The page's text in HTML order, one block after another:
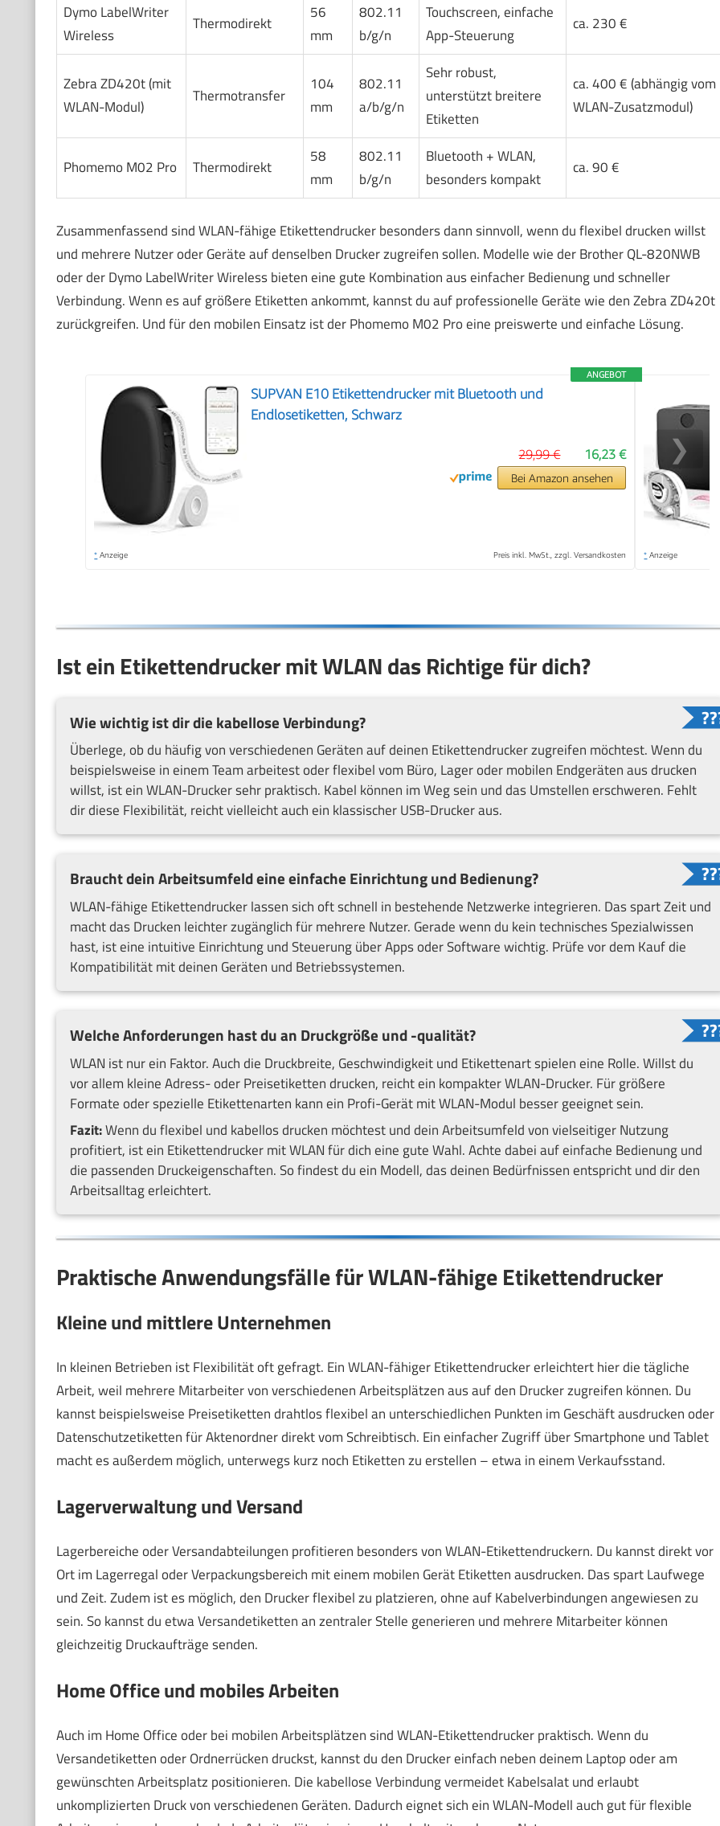
Dymo LabelWriter
Wireless
Thermodirekt
56
mm
802.11
b/g/n
Touchscreen, einfache
App-Steuerung
ca. 230 €
Zebra ZD420t (mit
WLAN-Modul)
Thermotransfer
104
mm
802.11
a/b/g/n
Sehr robust,
unterstützt breitere
Etiketten
ca. 400 € (abhängig vom
WLAN-Zusatzmodul)
Phomemo M02 Pro Thermodirekt
58
mm
802.11
b/g/n
Bluetooth + WLAN,
besonders kompakt
ca. 90 €
Zusammenfassend sind WLAN-fähige Etikettendrucker besonders dann sinnvoll, wenn du flexibel drucken willst
und mehrere Nutzer oder Geräte auf denselben Drucker zugreifen sollen. Modelle wie der Brother QL-820NWB
oder der Dymo LabelWriter Wireless bieten eine gute Kombination aus einfacher Bedienung und schneller
Verbindung. Wenn es auf größere Etiketten ankommt, kannst du auf professionelle Geräte wie den Zebra ZD420t
zurückgreifen. Und für den mobilen Einsatz ist der Phomemo M02 Pro eine preiswerte und einfache Lösung.
ANGEBOT
SUPVAN E10 Etikettendrucker mit Bluetooth und
Endlosetiketten, Schwarz
16,23 €
29,99 €
Bei Amazon ansehen
* Anzeige Preis inkl. MwSt., zzgl. Versandkosten * Anzeige
❯
Ist ein Etikettendrucker mit WLAN das Richtige für dich?
Wie wichtig ist dir die kabellose Verbindung?
Überlege, ob du häufig von verschiedenen Geräten auf deinen Etikettendrucker zugreifen möchtest. Wenn du
beispielsweise in einem Team arbeitest oder flexibel vom Büro, Lager oder mobilen Endgeräten aus drucken
willst, ist ein WLAN-Drucker sehr praktisch. Kabel können im Weg sein und das Umstellen erschweren. Fehlt
dir diese Flexibilität, reicht vielleicht auch ein klassischer USB-Drucker aus.
Braucht dein Arbeitsumfeld eine einfache Einrichtung und Bedienung?
WLAN-fähige Etikettendrucker lassen sich oft schnell in bestehende Netzwerke integrieren. Das spart Zeit und
macht das Drucken leichter zugänglich für mehrere Nutzer. Gerade wenn du kein technisches Spezialwissen
hast, ist eine intuitive Einrichtung und Steuerung über Apps oder Software wichtig. Prüfe vor dem Kauf die
Kompatibilität mit deinen Geräten und Betriebssystemen.
Welche Anforderungen hast du an Druckgröße und -qualität?
WLAN ist nur ein Faktor. Auch die Druckbreite, Geschwindigkeit und Etikettenart spielen eine Rolle. Willst du
vor allem kleine Adress- oder Preisetiketten drucken, reicht ein kompakter WLAN-Drucker. Für größere
Formate oder spezielle Etikettenarten kann ein Profi-Gerät mit WLAN-Modul besser geeignet sein.
Fazit:Wenn du flexibel und kabellos drucken möchtest und dein Arbeitsumfeld von vielseitiger Nutzung
profitiert, ist ein Etikettendrucker mit WLAN für dich eine gute Wahl. Achte dabei auf einfache Bedienung und
die passenden Druckeigenschaften. So findest du ein Modell, das deinen Bedürfnissen entspricht und dir den
Arbeitsalltag erleichtert.
Praktische Anwendungsfälle für WLAN-fähige Etikettendrucker
Kleine und mittlere Unternehmen
In kleinen Betrieben ist Flexibilität oft gefragt. Ein WLAN-fähiger Etikettendrucker erleichtert hier die tägliche
Arbeit, weil mehrere Mitarbeiter von verschiedenen Arbeitsplätzen aus auf den Drucker zugreifen können. Du
kannst beispielsweise Preisetiketten drahtlos flexibel an unterschiedlichen Punkten im Geschäft ausdrucken oder
Datenschutzetiketten für Aktenordner direkt vom Schreibtisch. Ein einfacher Zugriff über Smartphone und Tablet
macht es außerdem möglich, unterwegs kurz noch Etiketten zu erstellen – etwa in einem Verkaufsstand.
Lagerverwaltung und Versand
Lagerbereiche oder Versandabteilungen profitieren besonders von WLAN-Etikettendruckern. Du kannst direkt vor
Ort im Lagerregal oder Verpackungsbereich mit einem mobilen Gerät Etiketten ausdrucken. Das spart Laufwege
und Zeit. Zudem ist es möglich, den Drucker flexibel zu platzieren, ohne auf Kabelverbindungen angewiesen zu
sein. So kannst du etwa Versandetiketten an zentraler Stelle generieren und mehrere Mitarbeiter können
gleichzeitig Druckaufträge senden.
Home Office und mobiles Arbeiten
Auch im Home Office oder bei mobilen Arbeitsplätzen sind WLAN-Etikettendrucker praktisch. Wenn du
Versandetiketten oder Ordnerrücken druckst, kannst du den Drucker einfach neben deinem Laptop oder am
gewünschten Arbeitsplatz positionieren. Die kabellose Verbindung vermeidet Kabelsalat und erlaubt
unkomplizierten Druck von verschiedenen Geräten. Dadurch eignet sich ein WLAN-Modell auch gut für flexible